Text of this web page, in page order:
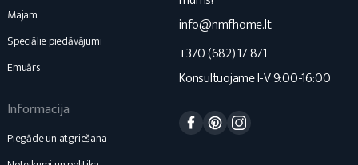
Majam
Speciālie piedāvājumi
Emuārs
Informacija
Piegāde un atgriešana
info@nmfhome.lt
+370 (682) 17 871
Konsultuojame I-V 9:00-16:00
Facebook
Pinterest